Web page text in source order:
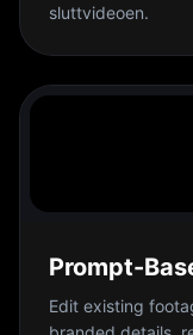
sluttvideoen.
Prompt-
Edit existing